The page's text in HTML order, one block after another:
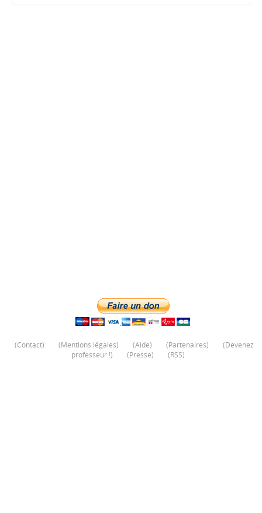
(Contact) (Mentions légales) (Aide) (Partenaires) (Devenez
professeur !) (Presse) (RSS)